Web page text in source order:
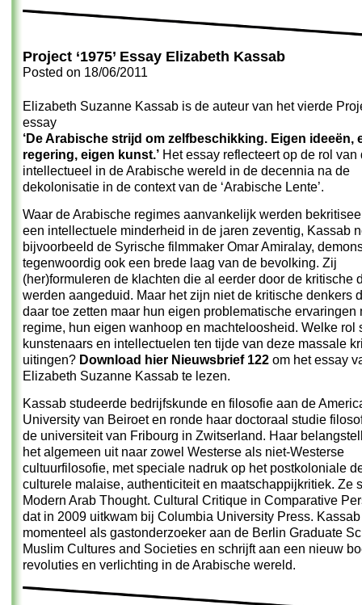
Project ‘1975’ Essay Elizabeth Kassab
Posted on 18/06/2011
Elizabeth Suzanne Kassab is de auteur van het vierde
essay
‘De Arabische strijd om zelfbeschikking. Eigen ideeën,
regering, eigen kunst.’ Het essay reflecteert op de rol van
intellectueel in de Arabische wereld in de decennia na de
dekolonisatie in de context van de ‘Arabische Lente’.
Waar de Arabische regimes aanvankelijk werden
een intellectuele minderheid in de jaren zeventig, Kassab
bijvoorbeeld de Syrische filmmaker Omar Amiralay,
tegenwoordig ook een brede laag van de bevolking. Zij
(her)formuleren de klachten die al eerder door de kritische
werden aangeduid. Maar het zijn niet de kritische denkers
daar toe zetten maar hun eigen problematische ervaringen
regime, hun eigen wanhoop en machteloosheid. Welke rol
kunstenaars en intellectuelen ten tijde van deze massale
uitingen? Download hier Nieuwsbrief 122 om het essay
Elizabeth Suzanne Kassab te lezen.
Kassab studeerde bedrijfskunde en filosofie aan de
University van Beiroet en ronde haar doctoraal studie
de universiteit van Fribourg in Zwitserland. Haar
het algemeen uit naar zowel Westerse als niet-Westerse
cultuurfilosofie, met speciale nadruk op het postkoloniale
culturele malaise, authenticiteit en maatschappijkritiek. Ze
Modern Arab Thought. Cultural Critique in Comparative
dat in 2009 uitkwam bij Columbia University Press.
momenteel als gastonderzoeker aan de Berlin Graduate
Muslim Cultures and Societies en schrijft aan een nieuw
revoluties en verlichting in de Arabische wereld.